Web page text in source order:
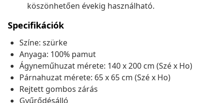
köszönhetően évekig használható.
Specifikációk
Színe: szürke
Anyaga: 100% pamut
Ágyneműhuzat mérete: 140 x 200 cm (Szé x Ho)
Párnahuzat mérete: 65 x 65 cm (Szé x Ho)
Rejtett gombos zárás
Gyűrődésálló